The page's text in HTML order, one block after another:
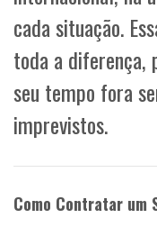
cada situação.
toda a diferença,
seu tempo fora
imprevistos.
Como Contratar um